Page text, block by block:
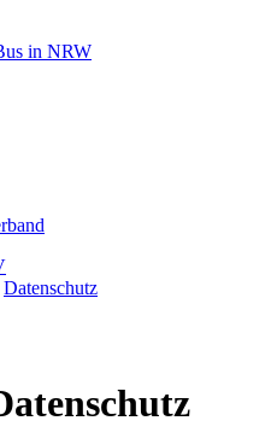
in NRW
Datenschutz